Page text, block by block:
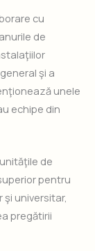
cu
de
şi a
unele
echipe din
de
pentru
universitar,
pregătirii